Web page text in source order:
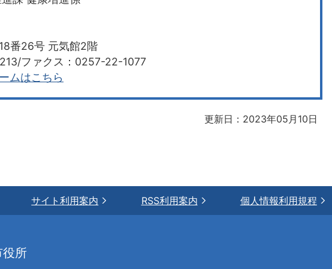
番26号 元気館2階
ファクス：0257-22-1077
ムはこちら
更新日：2023年05月10日
サイト利用案内 RSS利用案内 個人情報利用規程
役所